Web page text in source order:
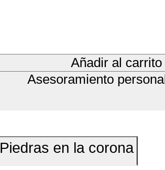
Añadir al carrito
Asesoramiento personal
Piedras en la corona